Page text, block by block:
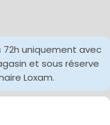
uniquement avec
et sous réserve
Loxam.